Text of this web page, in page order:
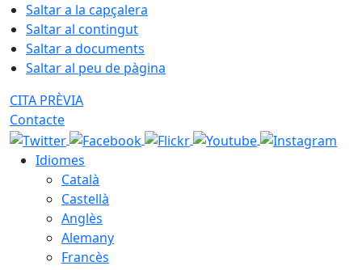
Saltar a la capçalera
Saltar al contingut
Saltar a documents
Saltar al peu de pàgina
CITA PRÈVIA
Contacte
Idiomes
Català
Castellà
Anglès
Alemany
Francès